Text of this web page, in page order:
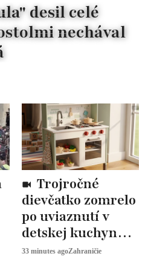
dievčatko zomrelo
po uviaznutí v
detskej kuchynke.
Vyšetrovanie
33 minutes agoZahraničie
desil celé
nechával